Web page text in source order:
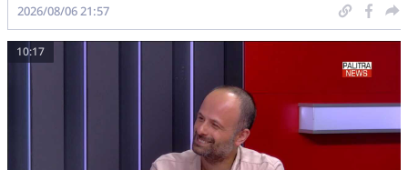
2026/08/06 21:57
10:17